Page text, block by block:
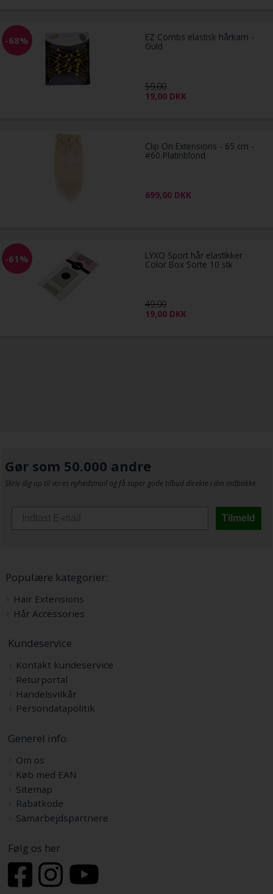
-68% EZ Combs elastisk hårkam -
Guld
59,00
19,00 DKK
Clip On Extensions - 65 cm -
#60 Platinblond
699,00 DKK
-61% LYXO Sport hår elastikker
Color Box Sorte 10 stk
49,00
19,00 DKK
Gør som 50.000 andre
Skriv dig op til vores nyhedsmail og få super gode tilbud direkte i din indbakke
Tilmeld
Populære kategorier:
Hair Extensions
Hår Accessories
Kundeservice
Kontakt kundeservice
Returportal
Handelsvilkår
Persondatapolitik
Generel info
Om os
Køb med EAN
Sitemap
Rabatkode
Samarbejdspartnere
Følg os her